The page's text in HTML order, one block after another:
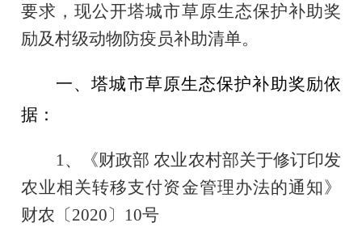
要求，现公开塔城市草原生态保护补助奖
励及村级动物防疫员补助清单。
一、塔城市草原生态保护补助奖励依
据：
1、《财政部 农业农村部关于修订印发
农业相关转移支付资金管理办法的通知》
财农〔2020〕10号